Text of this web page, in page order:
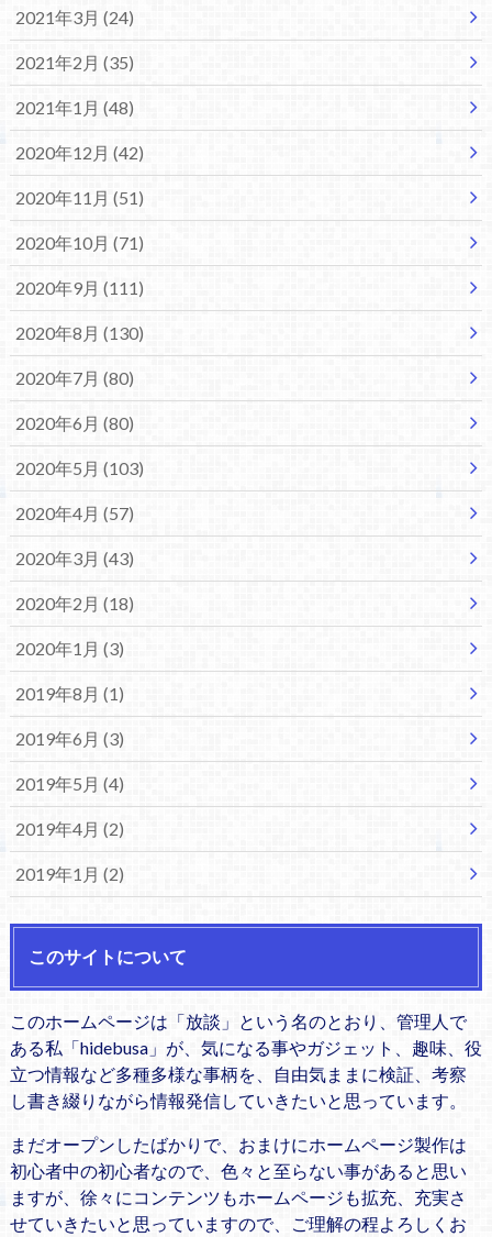
2021年3月 (24)
2021年2月 (35)
2021年1月 (48)
2020年12月 (42)
2020年11月 (51)
2020年10月 (71)
2020年9月 (111)
2020年8月 (130)
2020年7月 (80)
2020年6月 (80)
2020年5月 (103)
2020年4月 (57)
2020年3月 (43)
2020年2月 (18)
2020年1月 (3)
2019年8月 (1)
2019年6月 (3)
2019年5月 (4)
2019年4月 (2)
2019年1月 (2)
このサイトについて
このホームページは「放談」という名のとおり、管理人で
ある私「hidebusa」が、気になる事やガジェット、趣味、役
立つ情報など多種多様な事柄を、自由気ままに検証、考察
し書き綴りながら情報発信していきたいと思っています。
まだオープンしたばかりで、おまけにホームページ製作は
初心者中の初心者なので、色々と至らない事があると思い
ますが、徐々にコンテンツもホームページも拡充、充実さ
せていきたいと思っていますので、ご理解の程よろしくお